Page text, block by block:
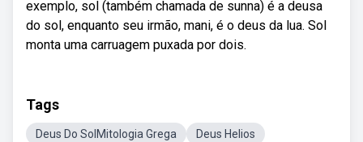
exemplo, sol (também chamada de sunna) é a deusa
do sol, enquanto seu irmão, mani, é o deus da lua. Sol
monta uma carruagem puxada por dois.
Tags
Deus Do SolMitologia Grega
Deus Helios